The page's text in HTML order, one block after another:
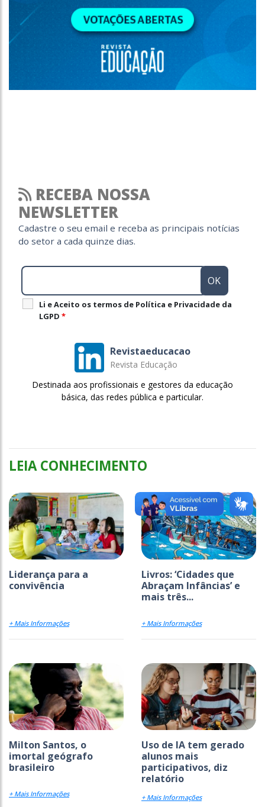
RECEBA NOSSA
NEWSLETTER
Cadastre o seu email e receba as principais notícias
do setor a cada quinze dias.
Li e Aceito os termos de Política e Privacidade da
LGPD *
Revistaeducacao
Revista Educação
Destinada aos profissionais e gestores da educação
básica, das redes pública e particular.
LEIA CONHECIMENTO
Liderança para a
convivência
+ Mais Informações
Livros: ‘Cidades que
Abraçam Infâncias’ e
mais três...
+ Mais Informações
Milton Santos, o
imortal geógrafo
brasileiro
+ Mais Informações
Uso de IA tem gerado
alunos mais
participativos, diz
relatório
+ Mais Informações